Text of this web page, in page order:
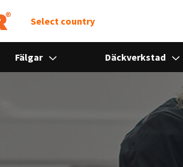
Select country
Fälgar Däckverkstad